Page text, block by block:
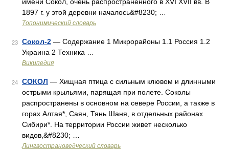
1897 г. у этой деревни началось&#8230; …
Топонимический словарь
23 Сокол-2 — Содержание 1 Микрорайоны 1.1 Россия 1.2
Украина 2 Техника …
Википедия
24 СОКОЛ — Хищная птица с сильным клювом и длинными
острыми крыльями, парящая при полете. Соколы
распространены в основном на севере России, а также в
горах Алтая*, Саян, Тянь Шаня, в отдельных районах
Сибири*. На территории России живет несколько
видов,&#8230; …
Лингвострановедческий словарь